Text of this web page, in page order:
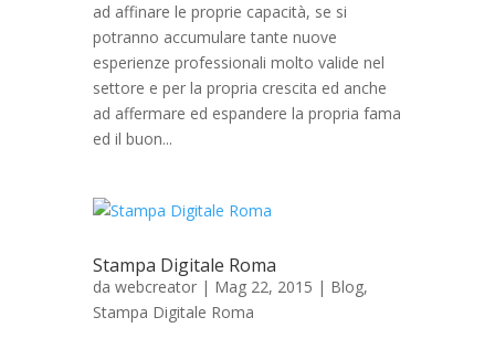
ad affinare le proprie capacità, se si
potranno accumulare tante nuove
esperienze professionali molto valide nel
settore e per la propria crescita ed anche
ad affermare ed espandere la propria fama
ed il buon...
Stampa Digitale Roma
da webcreator | Mag 22, 2015 | Blog,
Stampa Digitale Roma